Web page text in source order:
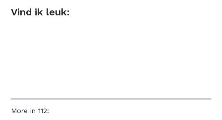
More in 112:
Vind ik leuk: